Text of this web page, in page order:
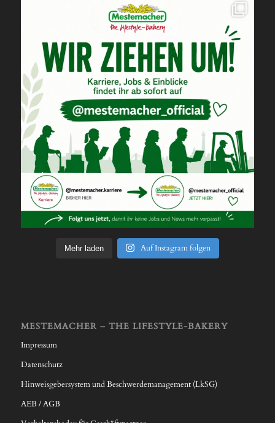
Mehr laden Auf Instagram folgen
MESTEMACHER – THE LIFESTYLE-BAKERY
Impressum
Datenschutz
Hinweisgebersystem und Beschwerdemanagement (LkSG)
AEB / AGB